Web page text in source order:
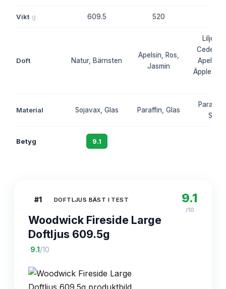
Vikt g 609.5 520
Doft Natur, Bärnsten
Apelsin, Ros,
Jasmin
Ceder,
Apelsin,
Äpple,
Material Sojavax, Glas Paraffin, Glas
Betyg 9.1
#1 DOFTLJUS BÄST I TEST
Woodwick Fireside Large
Doftljus 609.5g
·9.1 /10
9.1
/10